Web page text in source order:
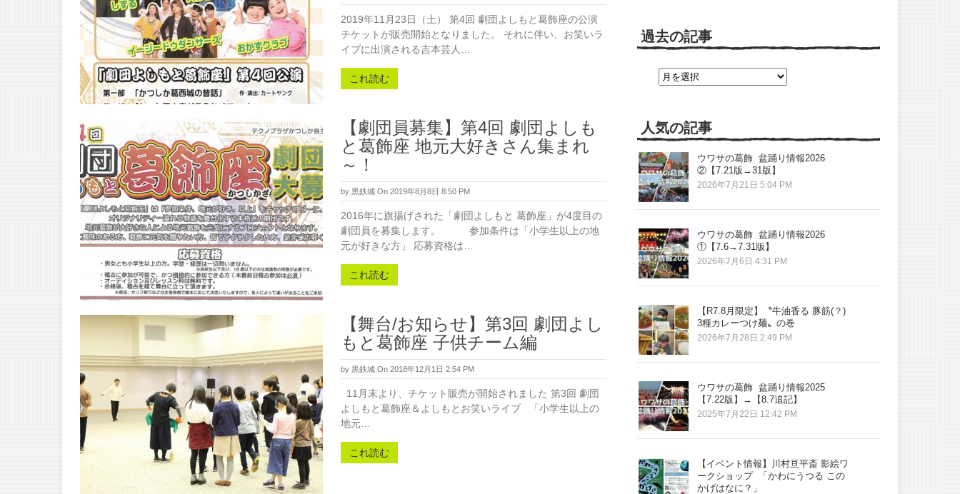
2019年11月23日（土） 第4回 劇団よしもと葛飾座の公演
チケットが販売開始となりました。 それに伴い、お笑いラ
イブに出演される吉本芸人…
これ読む
【劇団員募集】第4回 劇団よしも
と葛飾座 地元大好きさん集まれ
～！
by 黒鉄城 On 2019年8月8日 8:50 PM
2016年に旗揚げされた「劇団よしもと 葛飾座」が4度目の
劇団員を募集します。 参加条件は「小学生以上の地
元が好きな方」 応募資格は…
これ読む
【舞台/お知らせ】第3回 劇団よし
もと葛飾座 子供チーム編
by 黒鉄城 On 2018年12月1日 2:54 PM
11月末より、チケット販売が開始されました 第3回 劇団
よしもと葛飾座＆よしもとお笑いライブ 「小学生以上の
地元…
これ読む
過去の記事
人気の記事
ウワサの葛飾 盆踊り情報2026
②【7.21版→31版】
2026年7月21日 5:04 PM
ウワサの葛飾 盆踊り情報2026
①【7.6→7.31版】
2026年7月6日 4:31 PM
【R7.8月限定】〝牛油香る 豚筋(？)
3種カレーつけ麺〟の巻
2026年7月28日 2:49 PM
ウワサの葛飾 盆踊り情報2025
【7.22版】→【8.7追記】
2025年7月22日 12:42 PM
【イベント情報】川村亘平斎 影絵ワ
ークショップ 「かわにうつる この
かげはなに？」